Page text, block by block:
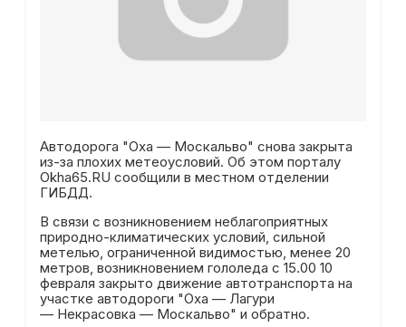
Автодорога "Оха — Москальво" снова закрыта
из-за плохих метеоусловий. Об этом порталу
Okha65.RU сообщили в местном отделении
ГИБДД.
В связи с возникновением неблагоприятных
природно-климатических условий, сильной
метелью, ограниченной видимостью, менее 20
метров, возникновением гололеда с 15.00 10
февраля закрыто движение автотранспорта на
участке автодороги "Оха — Лагури
— Некрасовка — Москальво" и обратно.